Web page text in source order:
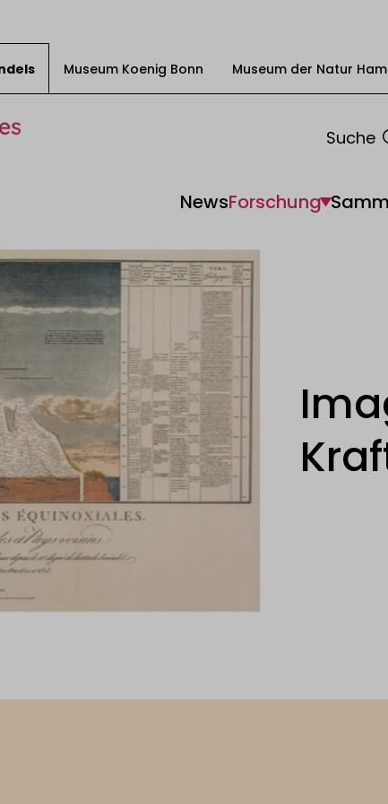
Museum Koenig Bonn Museum der Natur
NewsForschung
Suche